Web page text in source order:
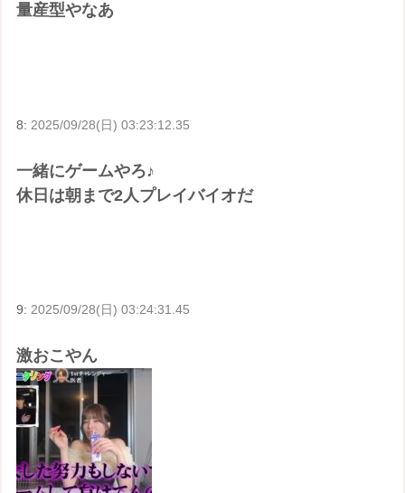
量産型やなあ
8: 2025/09/28(日) 03:23:12.35
一緒にゲームやろ♪
休日は朝まで2人プレイバイオだ
9: 2025/09/28(日) 03:24:31.45
激おこやん